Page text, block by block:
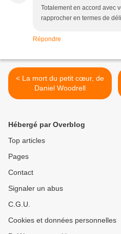
Totalement en accord avec
rapprocher en termes de
Répondre
< La mort du petit cœur, de
Daniel Woodrell
Hébergé par Overblog
Top articles
Pages
Contact
Signaler un abus
C.G.U.
Cookies et données personnelles